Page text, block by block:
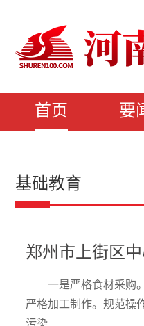
首页 要
基础教育
郑州市上街区
一是严格食材采购
严格加工制作。规范操
污染……